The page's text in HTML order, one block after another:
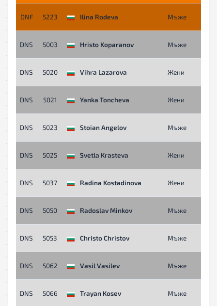
DNF 5223 Ilina Rodeva Мъже
DNS 5003 Hristo Koparanov Мъже
DNS 5020 Vihra Lazarova Жени
DNS 5021 Yanka Toncheva Жени
DNS 5023 Stoian Angelov Мъже
DNS 5025 Svetla Krasteva Жени
DNS 5037 Radina Kostadinova Жени
DNS 5050 Radoslav Minkov Мъже
DNS 5053 Christo Christov Мъже
DNS 5062 Vasil Vasilev Мъже
DNS 5066 Trayan Kosev Мъже